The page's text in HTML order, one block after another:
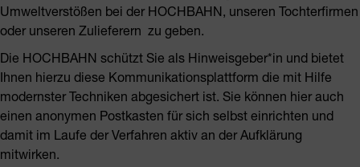
Umweltverstößen bei der HOCHBAHN, unseren Tochterfirmen
oder unseren Zulieferern zu geben.
Die HOCHBAHN schützt Sie als Hinweisgeber*in und bietet
Ihnen hierzu diese Kommunikationsplattform die mit Hilfe
modernster Techniken abgesichert ist. Sie können hier auch
einen anonymen Postkasten für sich selbst einrichten und
damit im Laufe der Verfahren aktiv an der Aufklärung
mitwirken.